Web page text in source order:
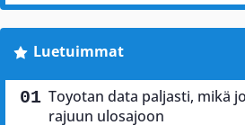
Luetuimmat
Toyotan data paljasti, mikä
rajuun ulosajoon